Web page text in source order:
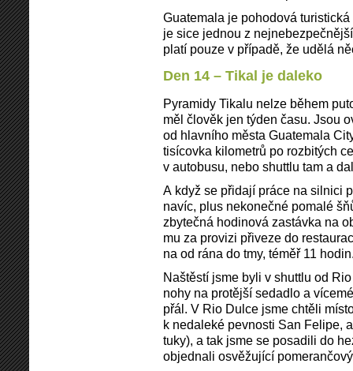
Guatemala je pohodová
je sice jednou z
platí pouze v případě, že udělá
Den 14 – Tikal je daleko
Pyramidy Tikalu nelze během
měl člověk jen týden času. Jsou
od hlavního města Guatemala
tisícovka kilometrů po rozbitých
v autobusu, nebo shuttlu tam a
A když se přidají práce na silnici
navíc, plus nekonečné pomalé
zbytečná hodinová zastávka na
mu za provizi přiveze do
na od rána do tmy, téměř 11
Naštěstí jsme byli v shuttlu od
nohy na protější sedadlo a
přál. V Rio Dulce jsme chtěli
k nedaleké pevnosti San Felipe,
tuky), a tak jsme se posadili do
objednali osvěžující